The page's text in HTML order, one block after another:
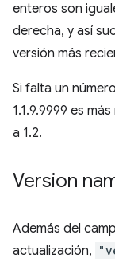
enteros son
derecha, y así
versión más
Si falta un
1.1.9.9999 es
a 1.2.
Version
Además del
actualización,